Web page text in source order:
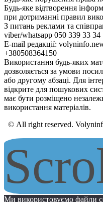
Будь-яке відтворення
при дотриманні правил
З питань реклами та
viber/whatsapp 050 339 33 34
E-mail редакції:
+380508364150
Використання будь-яких
дозволяється за умови
або другому абзаці. Для
відкрите для пошукових
має бути розміщено
використання матеріалів.
© All right reserved.
Ми використовуємо файли